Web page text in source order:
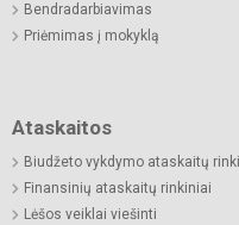
Bendradarbiavimas
Priėmimas į mokyklą
Ataskaitos
Biudžeto vykdymo ataskaitų
Finansinių ataskaitų rinkiniai
Lėšos veiklai viešinti